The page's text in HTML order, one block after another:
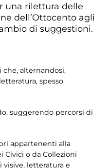
una rilettura delle
dell’Ottocento agli
di suggestioni.
alternandosi,
spesso
suggerendo percorsi di
appartenenti alla
Civici o da Collezioni
letteratura e